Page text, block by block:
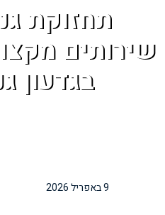
תחזוקת
שירותים
בגדעון
9 באפריל 2026